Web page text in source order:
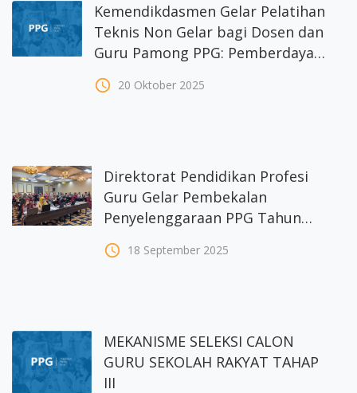
Kemendikdasmen Gelar Pelatihan
Teknis Non Gelar bagi Dosen dan
Guru Pamong PPG: Pemberdayaan
Numerasi, dan Kecerdasan
access_time 20 Oktober 2025
Direktorat Pendidikan Profesi
Guru Gelar Pembekalan
Penyelenggaraan PPG Tahun
access_time 18 September 2025
MEKANISME SELEKSI CALON
GURU SEKOLAH RAKYAT TAHAP
III